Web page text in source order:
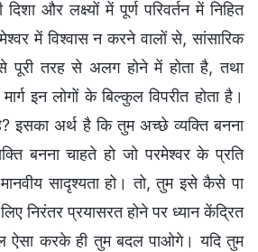
और लक्ष्यों में पूर्ण परिवर्तन में निहित
में विश्वास न करने वालों से, सांसारिक
पूरी तरह से अलग होने में होता है, तथा
इन लोगों के बिल्कुल विपरीत होता है।
इसका अर्थ है कि तुम अच्छे व्यक्ति बनना
बनना चाहते हो जो परमेश्वर के प्रति
सादृश्यता हो। तो, तुम इसे कैसे पा
निरंतर प्रयासरत होने पर ध्यान केंद्रित
ऐसा करके ही तुम बदल पाओगे। यदि तुम